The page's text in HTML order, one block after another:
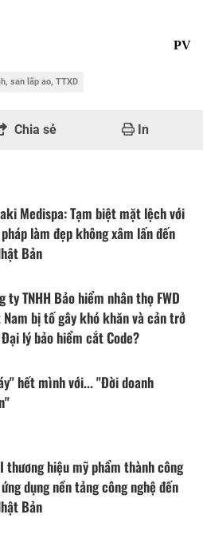
PV
san lấp ao, TTXD
Chia sẻ In
Medispa: Tạm biệt mặt lệch với
làm đẹp không xâm lấn đến
Bản
ty TNHH Bảo hiểm nhân thọ FWD
bị tố gây khó khăn và cản trở
lý bảo hiểm cắt Code?
hết mình với... "Đời doanh
thương hiệu mỹ phẩm thành công
dụng nền tảng công nghệ đến
Bản